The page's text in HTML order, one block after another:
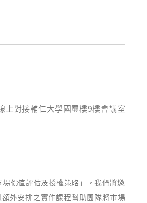
上對接輔仁大學國璽樓9樓會議室
價值評估及授權策略」，我們將邀
外安排之實作課程幫助團隊將市場